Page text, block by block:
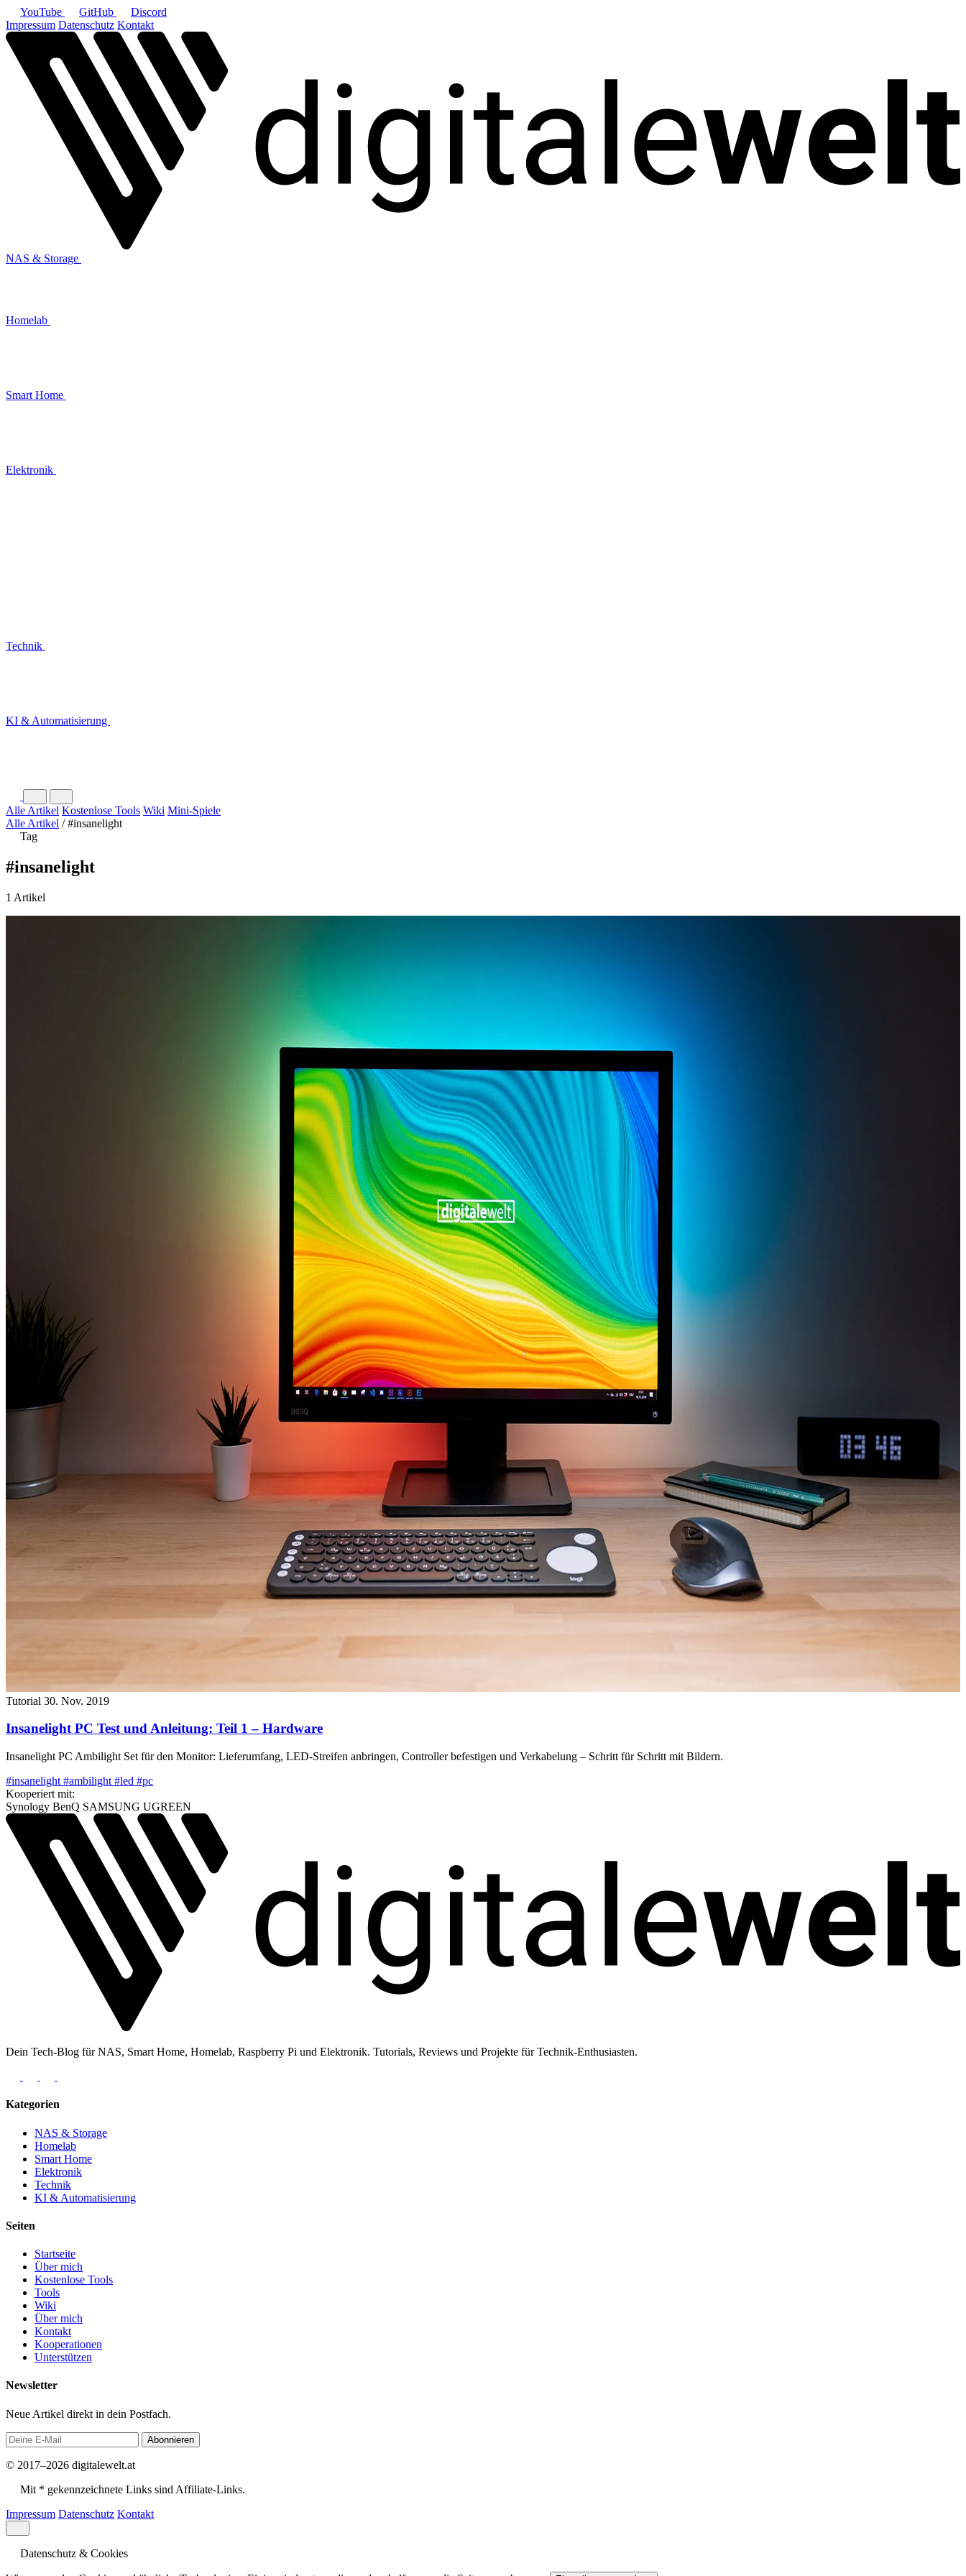
YouTube GitHub
Discord
Impressum Datenschutz Kontakt
NAS & Storage
Homelab
Smart Home
Elektronik
Technik
KI & Automatisierung
Alle Artikel Kostenlose Tools Wiki Mini-Spiele
Alle Artikel / #insanelight
Tag
#insanelight
1 Artikel
Tutorial 30. Nov. 2019
Insanelight PC Test und Anleitung: Teil 1 – Hardware
Insanelight PC Ambilight Set für den Monitor: Lieferumfang, LED-Streifen anbringen, Controller befestigen und Verkabelung – Schritt für Schritt mit Bildern.
#insanelight #ambilight #led #pc
Kooperiert mit:
Synology BenQ SAMSUNG UGREEN
Dein Tech-Blog für NAS, Smart Home, Homelab, Raspberry Pi und Elektronik. Tutorials, Reviews und Projekte für Technik-Enthusiasten.
Kategorien
NAS & Storage
Homelab
Smart Home
Elektronik
Technik
KI & Automatisierung
Seiten
Startseite
Über mich
Kostenlose Tools
Tools
Wiki
Über mich
Kontakt
Kooperationen
Unterstützen
Newsletter
Neue Artikel direkt in dein Postfach.
Abonnieren
© 2017–2026 digitalewelt.at
Mit * gekennzeichnete Links sind Affiliate-Links.
Impressum Datenschutz Kontakt
Datenschutz & Cookies